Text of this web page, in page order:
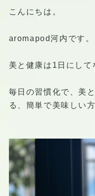
こんにちは。
aromapod河内です。
美と健康は1日にして
毎日の習慣化で、美
る、簡単で美味しい